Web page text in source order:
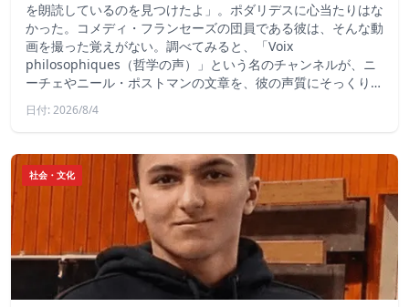
を朗読しているのを見つけたよ」。ポダリデスに心当たりはな
かった。コメディ・フランセーズの団員である彼は、そんな動
画を撮った覚えがない。調べてみると、「Voix
philosophiques（哲学の声）」という名のチャンネルが、ニ
ーチェやニール・ポストマンの文章を、彼の声質にそっくり…
日付: 2026/8/4
社会・文化